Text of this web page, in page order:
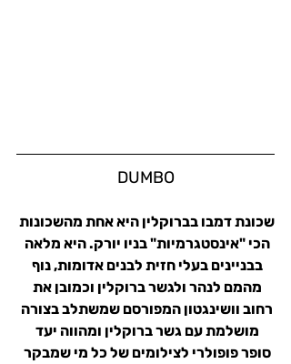
DUMBO
שכונת דמבו בברוקלין היא אחת מהשכונות
הכי "אינסטגרמיות" בניו יורק. היא מלאה
בבניינים בעלי חזית לבנים אדומות, נוף
מהמם לנהר ולגשר ברוקלין וכמובן את
רחוב וושינגטון המפורסם שמשתלב בצורה
מושלמת עם גשר ברוקלין ומהווה יעד
סופר פופולרי לצילומים של כל מי שמבקר